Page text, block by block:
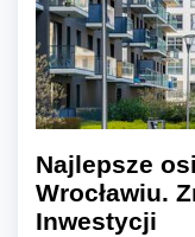
Najlepsze
Wrocławiu.
Inwestycji